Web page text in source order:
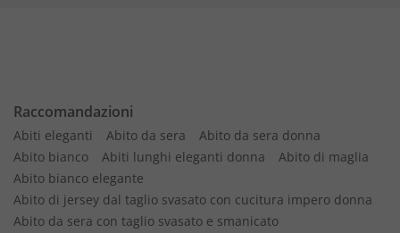
Raccomandazioni
Abiti eleganti Abito da sera
Abito da sera donna
Abito bianco
Abiti lunghi eleganti donna
Abito di maglia
Abito bianco elegante
Abito di jersey dal taglio svasato con cucitura impero donna
Abito da sera con taglio svasato e smanicato